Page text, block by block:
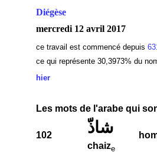
Diégèse
mercredi 12 avril 2017
ce travail est commencé depuis
ce qui représente 30,3973% du
hier
Les mots de l'arabe qui
102 شاذّ
chaize